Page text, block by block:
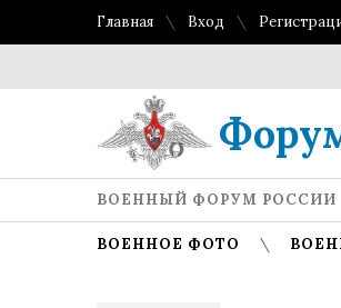
Главная Вход
ВОЕННЫЙ ФОРУМ РОССИИ
ВОЕННОЕ ФОТО